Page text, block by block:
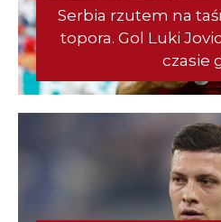
Serbia rzutem na
topora. Gol Luki
czasie